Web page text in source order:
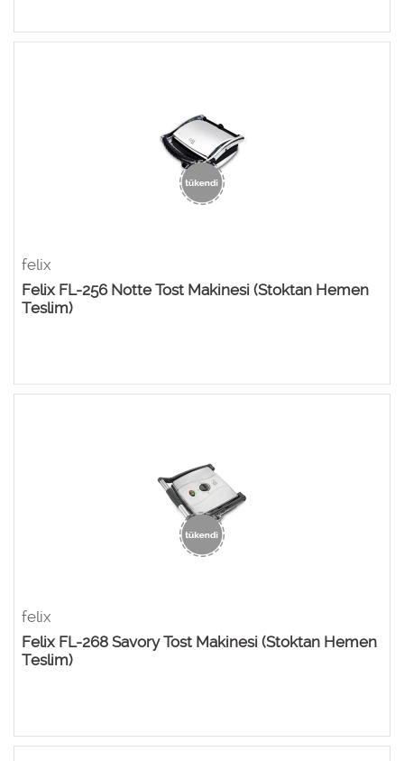
felix
Felix FL-256 Notte Tost Makinesi (Stoktan Hemen
Teslim)
felix
Felix FL-268 Savory Tost Makinesi (Stoktan Hemen
Teslim)